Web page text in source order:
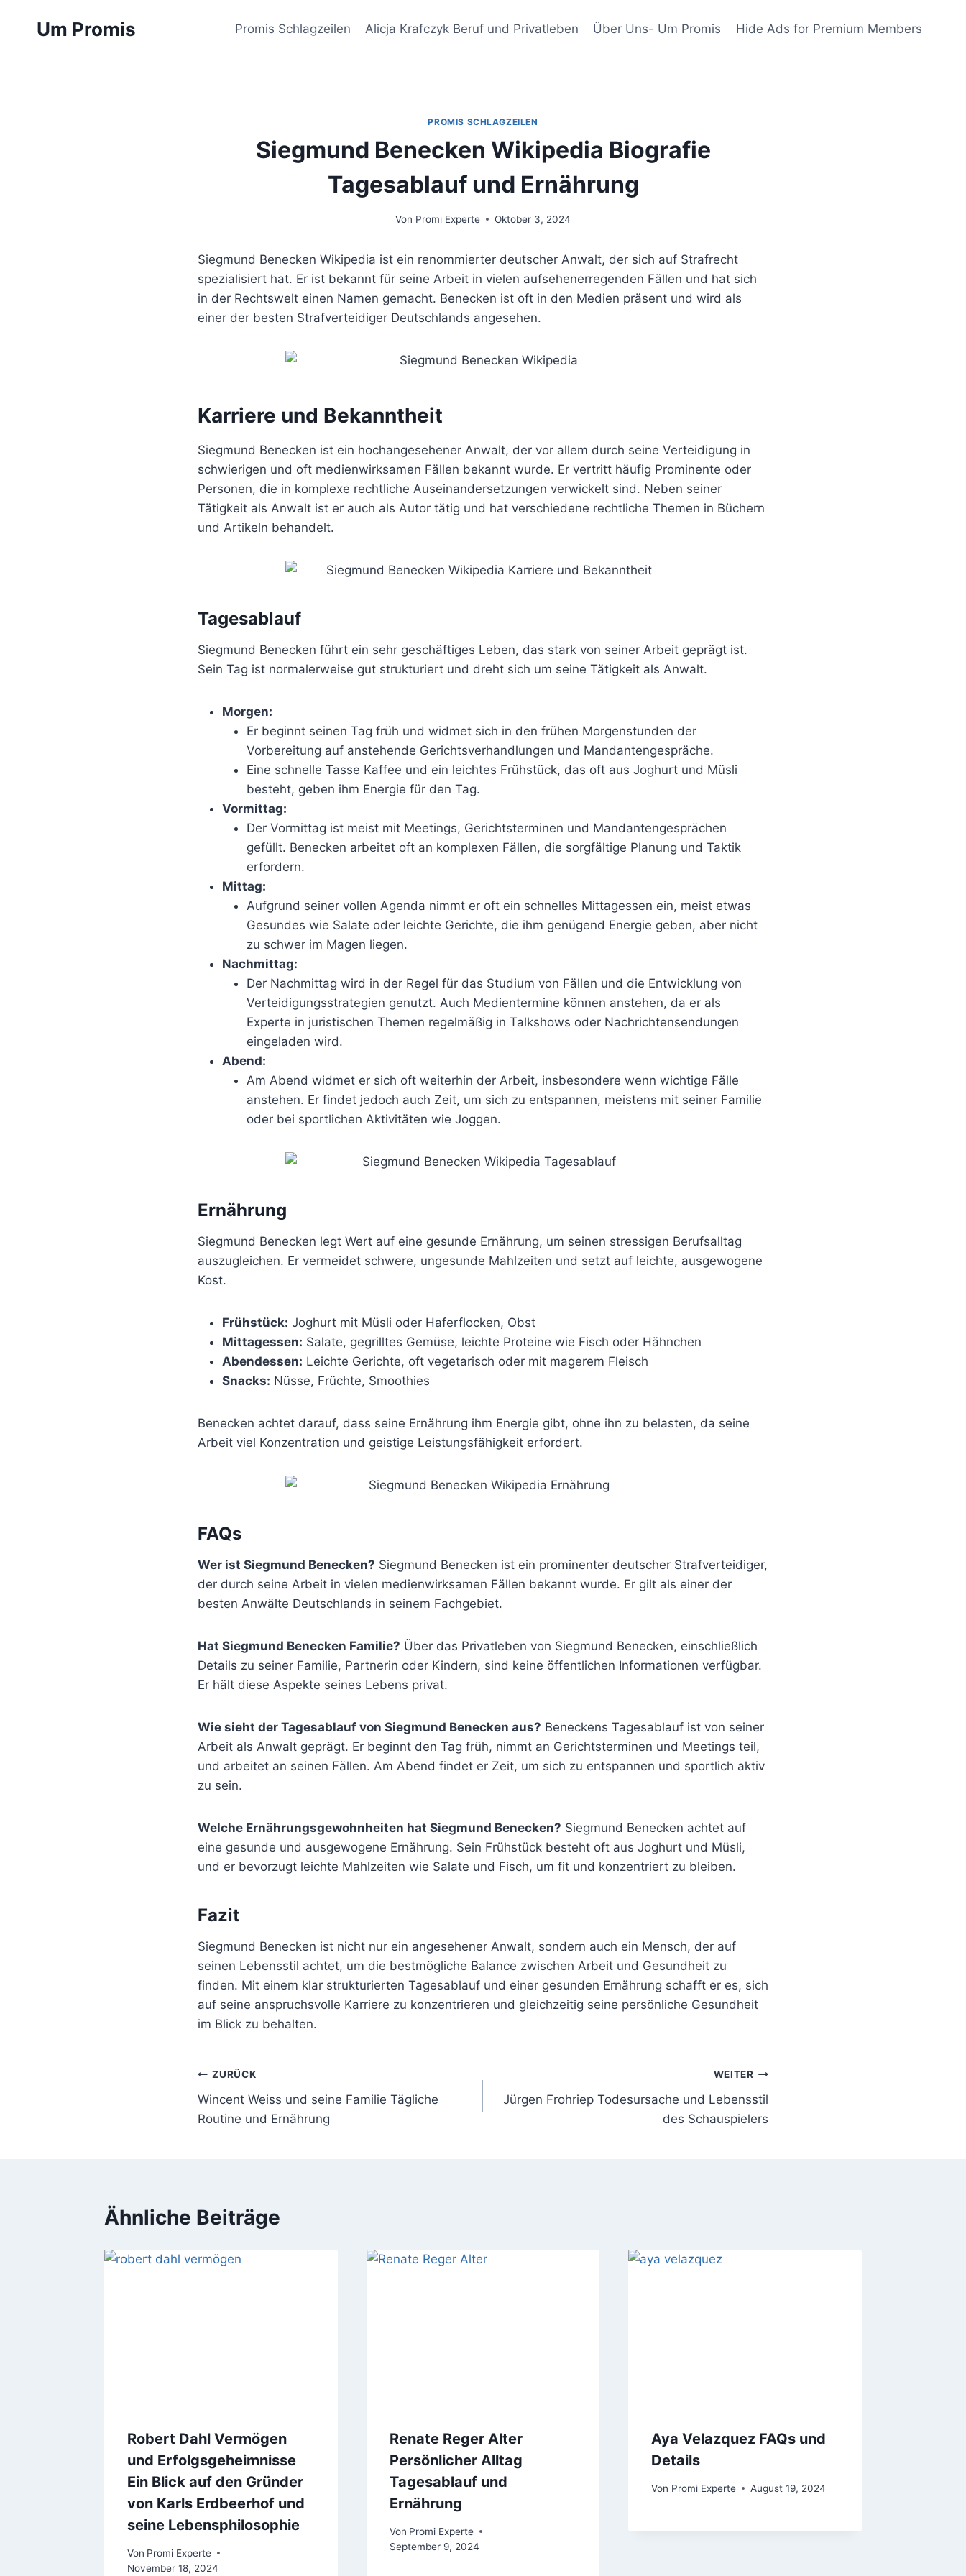
Um Promis Promis Schlagzeilen Alicja Krafczyk Beruf und Privatleben Über Uns- Um Promis Hide Ads for Premium Members
PROMIS SCHLAGZEILEN
Siegmund Benecken Wikipedia Biografie
Tagesablauf und Ernährung
Von Promi Experte Oktober 3, 2024
Siegmund Benecken Wikipedia ist ein renommierter deutscher Anwalt, der sich auf Strafrecht
spezialisiert hat. Er ist bekannt für seine Arbeit in vielen aufsehenerregenden Fällen und hat sich
in der Rechtswelt einen Namen gemacht. Benecken ist oft in den Medien präsent und wird als
einer der besten Strafverteidiger Deutschlands angesehen.
Karriere und Bekanntheit
Siegmund Benecken ist ein hochangesehener Anwalt, der vor allem durch seine Verteidigung in
schwierigen und oft medienwirksamen Fällen bekannt wurde. Er vertritt häufig Prominente oder
Personen, die in komplexe rechtliche Auseinandersetzungen verwickelt sind. Neben seiner
Tätigkeit als Anwalt ist er auch als Autor tätig und hat verschiedene rechtliche Themen in Büchern
und Artikeln behandelt.
Tagesablauf
Siegmund Benecken führt ein sehr geschäftiges Leben, das stark von seiner Arbeit geprägt ist.
Sein Tag ist normalerweise gut strukturiert und dreht sich um seine Tätigkeit als Anwalt.
Morgen:
Er beginnt seinen Tag früh und widmet sich in den frühen Morgenstunden der
Vorbereitung auf anstehende Gerichtsverhandlungen und Mandantengespräche.
Eine schnelle Tasse Kaffee und ein leichtes Frühstück, das oft aus Joghurt und Müsli
besteht, geben ihm Energie für den Tag.
Vormittag:
Der Vormittag ist meist mit Meetings, Gerichtsterminen und Mandantengesprächen
gefüllt. Benecken arbeitet oft an komplexen Fällen, die sorgfältige Planung und Taktik
erfordern.
Mittag:
Aufgrund seiner vollen Agenda nimmt er oft ein schnelles Mittagessen ein, meist etwas
Gesundes wie Salate oder leichte Gerichte, die ihm genügend Energie geben, aber nicht
zu schwer im Magen liegen.
Nachmittag:
Der Nachmittag wird in der Regel für das Studium von Fällen und die Entwicklung von
Verteidigungsstrategien genutzt. Auch Medientermine können anstehen, da er als
Experte in juristischen Themen regelmäßig in Talkshows oder Nachrichtensendungen
eingeladen wird.
Abend:
Am Abend widmet er sich oft weiterhin der Arbeit, insbesondere wenn wichtige Fälle
anstehen. Er findet jedoch auch Zeit, um sich zu entspannen, meistens mit seiner Familie
oder bei sportlichen Aktivitäten wie Joggen.
Ernährung
Siegmund Benecken legt Wert auf eine gesunde Ernährung, um seinen stressigen Berufsalltag
auszugleichen. Er vermeidet schwere, ungesunde Mahlzeiten und setzt auf leichte, ausgewogene
Kost.
Frühstück: Joghurt mit Müsli oder Haferflocken, Obst
Mittagessen: Salate, gegrilltes Gemüse, leichte Proteine wie Fisch oder Hähnchen
Abendessen: Leichte Gerichte, oft vegetarisch oder mit magerem Fleisch
Snacks: Nüsse, Früchte, Smoothies
Benecken achtet darauf, dass seine Ernährung ihm Energie gibt, ohne ihn zu belasten, da seine
Arbeit viel Konzentration und geistige Leistungsfähigkeit erfordert.
FAQs
Wer ist Siegmund Benecken? Siegmund Benecken ist ein prominenter deutscher Strafverteidiger,
der durch seine Arbeit in vielen medienwirksamen Fällen bekannt wurde. Er gilt als einer der
besten Anwälte Deutschlands in seinem Fachgebiet.
Hat Siegmund Benecken Familie? Über das Privatleben von Siegmund Benecken, einschließlich
Details zu seiner Familie, Partnerin oder Kindern, sind keine öffentlichen Informationen verfügbar.
Er hält diese Aspekte seines Lebens privat.
Wie sieht der Tagesablauf von Siegmund Benecken aus? Beneckens Tagesablauf ist von seiner
Arbeit als Anwalt geprägt. Er beginnt den Tag früh, nimmt an Gerichtsterminen und Meetings teil,
und arbeitet an seinen Fällen. Am Abend findet er Zeit, um sich zu entspannen und sportlich aktiv
zu sein.
Welche Ernährungsgewohnheiten hat Siegmund Benecken? Siegmund Benecken achtet auf
eine gesunde und ausgewogene Ernährung. Sein Frühstück besteht oft aus Joghurt und Müsli,
und er bevorzugt leichte Mahlzeiten wie Salate und Fisch, um fit und konzentriert zu bleiben.
Fazit
Siegmund Benecken ist nicht nur ein angesehener Anwalt, sondern auch ein Mensch, der auf
seinen Lebensstil achtet, um die bestmögliche Balance zwischen Arbeit und Gesundheit zu
finden. Mit einem klar strukturierten Tagesablauf und einer gesunden Ernährung schafft er es, sich
auf seine anspruchsvolle Karriere zu konzentrieren und gleichzeitig seine persönliche Gesundheit
im Blick zu behalten.
Beitragsnavigation
ZURÜCK
Wincent Weiss und seine Familie Tägliche
Routine und Ernährung
WEITER
Jürgen Frohriep Todesursache und Lebensstil
des Schauspielers
Ähnliche Beiträge
Robert Dahl Vermögen
und Erfolgsgeheimnisse
Ein Blick auf den Gründer
von Karls Erdbeerhof und
seine Lebensphilosophie
Von Promi Experte
November 18, 2024
Renate Reger Alter
Persönlicher Alltag
Tagesablauf und
Ernährung
Von Promi Experte
September 9, 2024
Aya Velazquez FAQs und
Details
Von Promi Experte August 19, 2024